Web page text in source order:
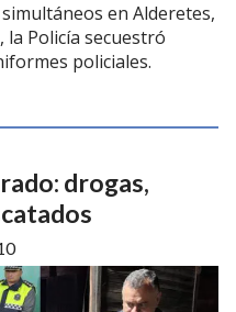
en Alderetes,
la Policía secuestró
policiales.
drogas,